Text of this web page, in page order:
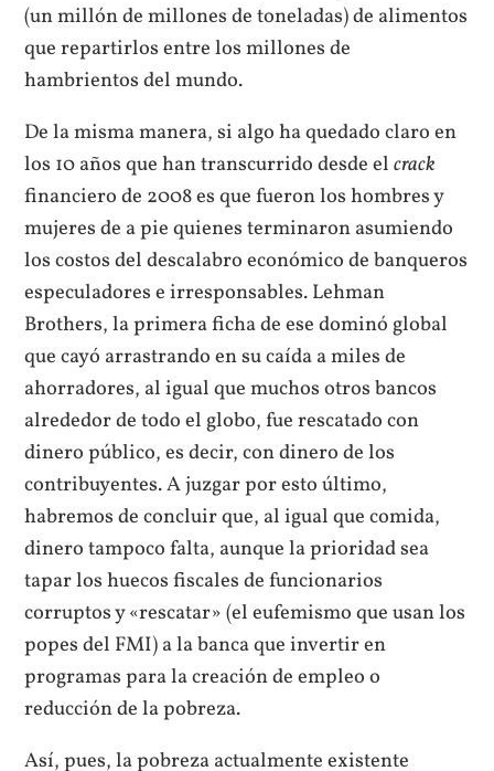
(un millón de millones de toneladas) de alimentos
que repartirlos entre los millones de
hambrientos del mundo.
De la misma manera, si algo ha quedado claro en
los 10 años que han transcurrido desde elcrack
financiero de 2008 es que fueron los hombres y
mujeres de a pie quienes terminaron asumiendo
los costos del descalabro económico de banqueros
especuladores e irresponsables. Lehman
Brothers, la primera ficha de ese dominó global
que cayó arrastrando en su caída a miles de
ahorradores, al igual que muchos otros bancos
alrededor de todo el globo, fue rescatado con
dinero público, es decir, con dinero de los
contribuyentes. A juzgar por esto último,
habremos de concluir que, al igual que comida,
dinero tampoco falta, aunque la prioridad sea
tapar los huecos fiscales de funcionarios
corruptos y «rescatar» (el eufemismo que usan los
popes del FMI) a la banca que invertir en
programas para la creación de empleo o
reducción de la pobreza.
Así, pues, la pobreza actualmente existente